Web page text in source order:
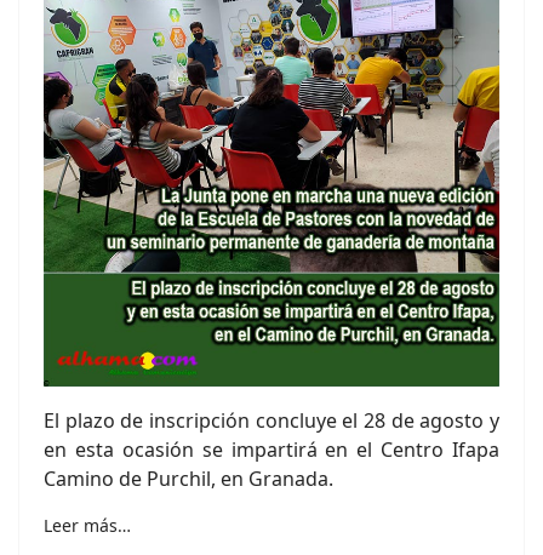
El plazo de inscripción concluye el 28 de agosto y
en esta ocasión se impartirá en el Centro Ifapa
Camino de Purchil, en Granada.
Leer más…